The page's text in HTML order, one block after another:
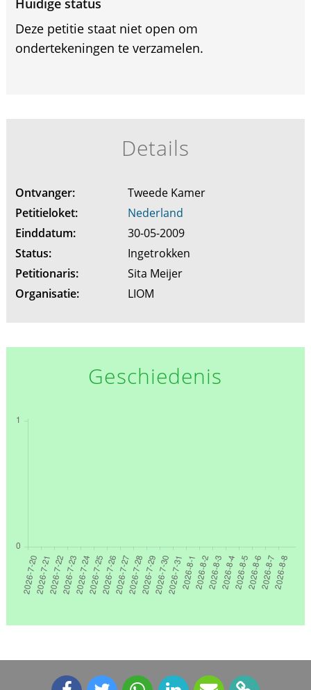
Huidige status
Deze petitie staat niet open om
ondertekeningen te verzamelen.
Details
Ontvanger:
Tweede Kamer
Petitieloket:
Nederland
Einddatum:
30-05-2009
Status:
Ingetrokken
Petitionaris:
Sita Meijer
Organisatie:
LIOM
Geschiedenis